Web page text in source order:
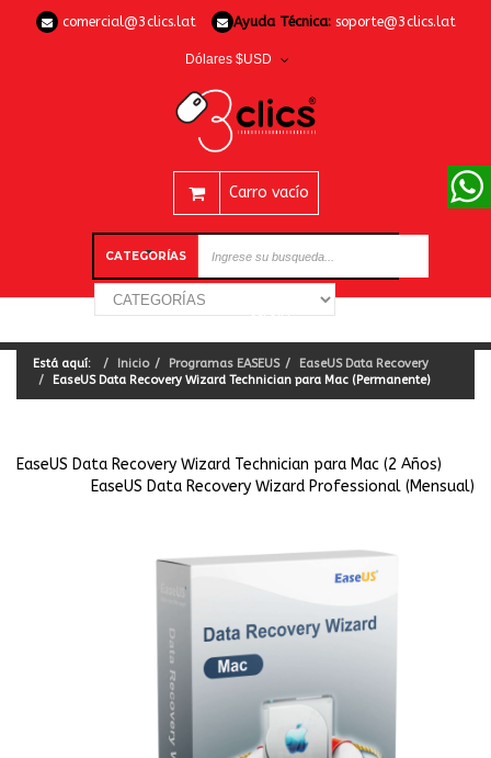
comercial@3clics.lat Ayuda Técnica: soporte@3clics.lat
Dólares $USD
Carro vacío
CATEGORÍAS
Está aquí: Inicio Programas EASEUS
EaseUS Data Recovery
EaseUS Data Recovery Wizard Technician para Mac (Permanente)
EaseUS Data Recovery Wizard Technician para Mac (2 Años)
EaseUS Data Recovery Wizard Professional (Mensual)